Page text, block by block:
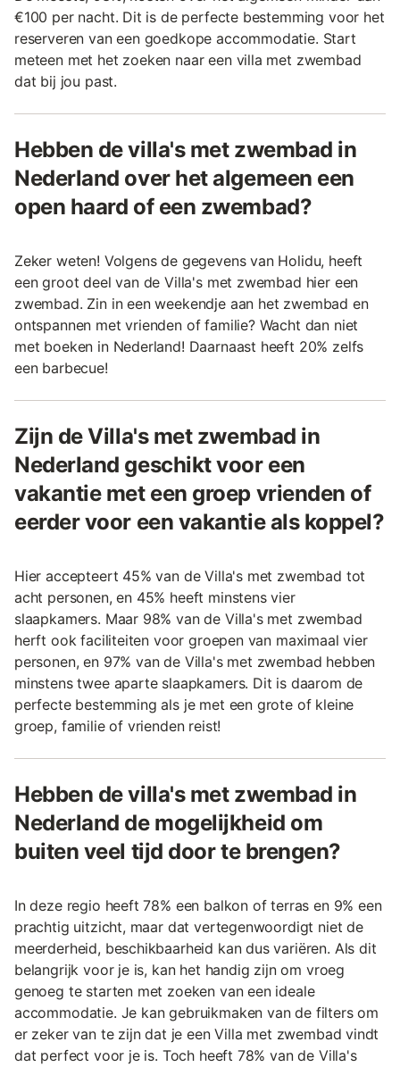
€100 per nacht. Dit is de perfecte bestemming voor het
reserveren van een goedkope accommodatie. Start
meteen met het zoeken naar een villa met zwembad
dat bij jou past.
Hebben de villa's met zwembad in
Nederland over het algemeen een
open haard of een zwembad?
Zeker weten! Volgens de gegevens van Holidu, heeft
een groot deel van de Villa's met zwembad hier een
zwembad. Zin in een weekendje aan het zwembad en
ontspannen met vrienden of familie? Wacht dan niet
met boeken in Nederland! Daarnaast heeft 20% zelfs
een barbecue!
Zijn de Villa's met zwembad in
Nederland geschikt voor een
vakantie met een groep vrienden of
eerder voor een vakantie als koppel?
Hier accepteert 45% van de Villa's met zwembad tot
acht personen, en 45% heeft minstens vier
slaapkamers. Maar 98% van de Villa's met zwembad
herft ook faciliteiten voor groepen van maximaal vier
personen, en 97% van de Villa's met zwembad hebben
minstens twee aparte slaapkamers. Dit is daarom de
perfecte bestemming als je met een grote of kleine
groep, familie of vrienden reist!
Hebben de villa's met zwembad in
Nederland de mogelijkheid om
buiten veel tijd door te brengen?
In deze regio heeft 78% een balkon of terras en 9% een
prachtig uitzicht, maar dat vertegenwoordigt niet de
meerderheid, beschikbaarheid kan dus variëren. Als dit
belangrijk voor je is, kan het handig zijn om vroeg
genoeg te starten met zoeken van een ideale
accommodatie. Je kan gebruikmaken van de filters om
er zeker van te zijn dat je een Villa met zwembad vindt
dat perfect voor je is. Toch heeft 78% van de Villa's